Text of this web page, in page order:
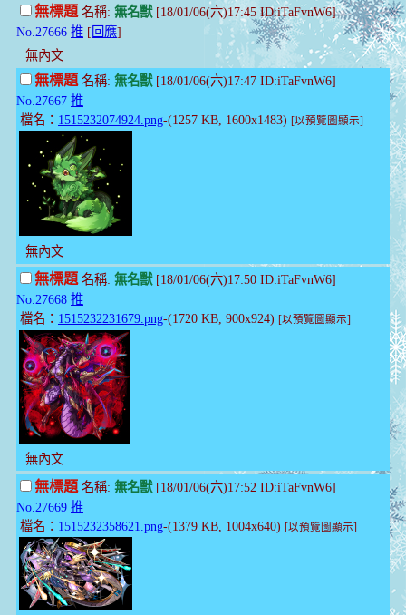
無標題名稱: 無名獸[18/01/06(六)17:45 ID:iTaFvnW6]
No.27666 推 [ 回應]
無內文
無標題名稱: 無名獸[18/01/06(六)17:47 ID:iTaFvnW6]
No.27667 推
檔名： 1515232074924.png-(1257 KB, 1600x1483) [以預覽圖顯示]
無內文
無標題名稱: 無名獸[18/01/06(六)17:50 ID:iTaFvnW6]
No.27668 推
檔名： 1515232231679.png-(1720 KB, 900x924) [以預覽圖顯示]
無內文
無標題名稱: 無名獸[18/01/06(六)17:52 ID:iTaFvnW6]
No.27669 推
檔名： 1515232358621.png-(1379 KB, 1004x640) [以預覽圖顯示]